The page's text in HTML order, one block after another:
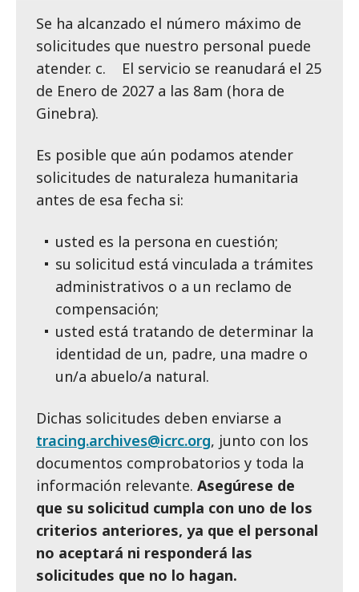
Se ha alcanzado el número máximo de
solicitudes que nuestro personal puede
atender. c. El servicio se reanudará el 25
de Enero de 2027 a las 8am (hora de
Ginebra).
Es posible que aún podamos atender
solicitudes de naturaleza humanitaria
antes de esa fecha si:
usted es la persona en cuestión;
su solicitud está vinculada a trámites
administrativos o a un reclamo de
compensación;
usted está tratando de determinar la
identidad de un, padre, una madre o
un/a abuelo/a natural.
Dichas solicitudes deben enviarse a
tracing.archives@icrc.org, junto con los
documentos comprobatorios y toda la
información relevante. Asegúrese de
que su solicitud cumpla con uno de los
criterios anteriores, ya que el personal
no aceptará ni responderá las
solicitudes que no lo hagan.